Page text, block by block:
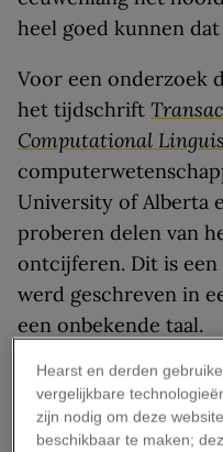
heel goed kunnen
Voor een onderzoek
het tijdschrift
Computational
University of Alberta
proberen delen van
ontcijferen. Dit is
werd geschreven in
een onbekende taal.
Maar andere
blijven nog veel
bestaan.
Hearst en derden
vergelijkbare
zijn nodig om deze
beschikbaar te maken;